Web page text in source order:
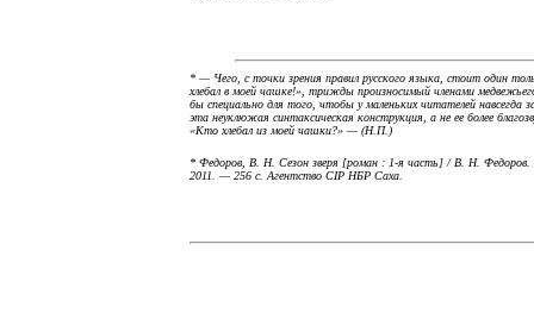
* — Чего, с точки зрения правил русского языка, стоит один
хлебал в моей чашке!», трижды произносимый членами
бы специально для того, чтобы у маленьких читателей навсегда
эта неуклюжая синтаксическая конструкция, а не ее более
«Кто хлебал из моей чашки?» — (Н.П.)
* Федоров, В. Н. Сезон зверя [роман : 1-я часть] / В. Н.
2011. — 256 с. Агентство CIP НБР Саха.